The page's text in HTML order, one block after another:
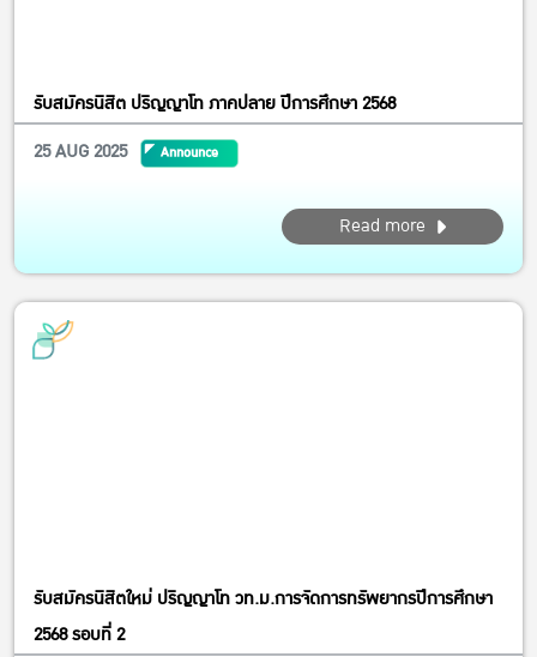
รับสมัครนิสิต ปริญญาโท ภาคปลาย ปีการศึกษา 2568
25 AUG 2025
Announce
Read more
รับสมัครนิสิตใหม่ ปริญญาโท วท.ม.การจัดการทรัพยากรปีการศึกษา
2568 รอบที่ 2